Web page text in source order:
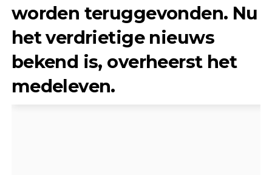
worden teruggevonden. Nu
het verdrietige nieuws
bekend is, overheerst het
medeleven.